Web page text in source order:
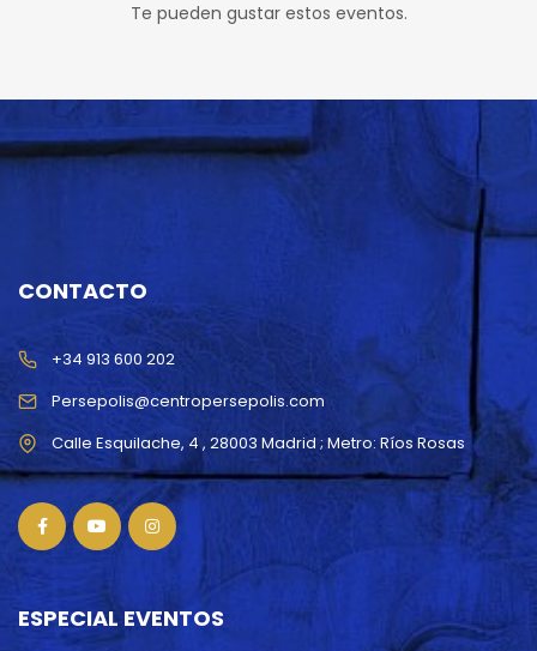
Te pueden gustar estos eventos.
CONTACTO
Persepolis@centropersepolis.com
+34 913 600 202
ESPECIAL EVENTOS